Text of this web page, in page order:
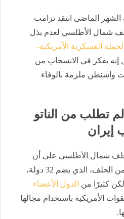
الماضى انتقد ترامب
شمال الأطلسي لعدم بذل
الحملة العسكرية الأمريكية-
إنه يفكر في الانسحاب من
واشنطن ملزمة بالوفاء
لم تطلب من الناتو
إيران
شمال الأطلسي على أن
الولايات المتحدة لم تطلب من الحلف، الذي يضم 32 دولة،
كثيرًا من الدول الأعضاء
الأمريكية باستخدام مجالها